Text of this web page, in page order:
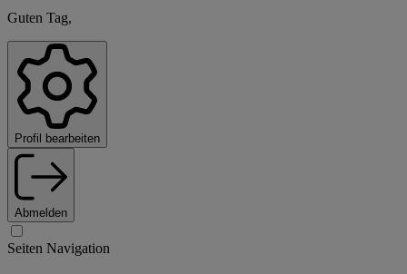
Guten Tag,
Profil bearbeiten
Abmelden
Seiten Navigation